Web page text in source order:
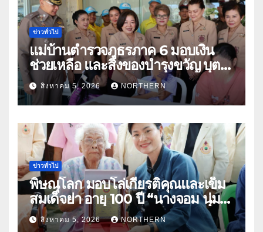
ข่าวทั่วไป
แม่บ้านตำรวจภูธรภาค 6 มอบเงิน
ช่วยเหลือ และสิ่งของบำรุงขวัญ บุตร-
ธิดา ข้าราชการตำรวจจังหวัด
อุทัยธานี
สิงหาคม 5, 2026 NORTHERN
ข่าวทั่วไป
พิษณุโลก มอบโล่เกียรติคุณและเข็ม
สมเด็จย่า อายุ 100 ปี “นางจอม นุ่ม
เนตร” ตำบลบ้านกร่าง อำเภอเมือง
สิงหาคม 5, 2026 NORTHERN